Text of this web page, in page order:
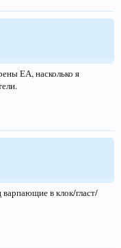
ЕА, насколько я
в клок/гласт/